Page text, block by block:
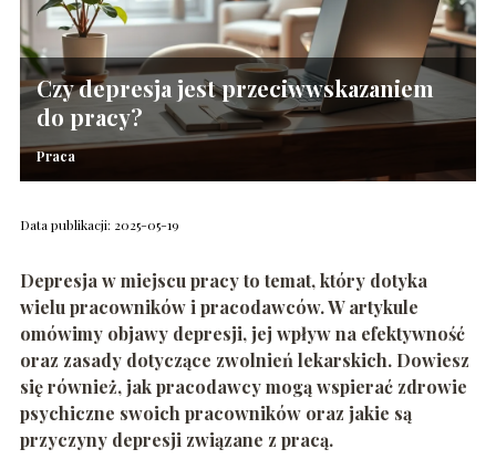
Czy depresja jest przeciwwskazaniem
do pracy?
Praca
Data publikacji: 2025-05-19
Depresja w miejscu pracy to temat, który dotyka
wielu pracowników i pracodawców. W artykule
omówimy objawy depresji, jej wpływ na efektywność
oraz zasady dotyczące zwolnień lekarskich. Dowiesz
się również, jak pracodawcy mogą wspierać zdrowie
psychiczne swoich pracowników oraz jakie są
przyczyny depresji związane z pracą.